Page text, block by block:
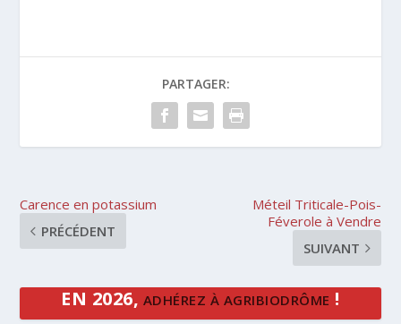
PARTAGER:
Carence en potassium
PRÉCÉDENT
Méteil Triticale-Pois-
Féverole à Vendre
SUIVANT
EN 2026, ADHÉREZ À AGRIBIODRÔME !